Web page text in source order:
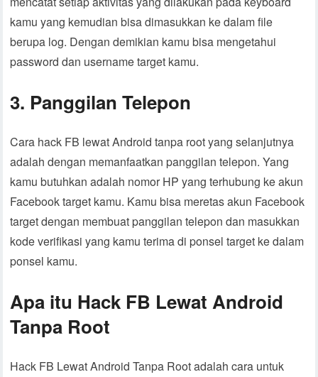
kamu yang kemudian bisa dimasukkan ke dalam file
berupa log. Dengan demikian kamu bisa mengetahui
password dan username target kamu.
3. Panggilan Telepon
Cara hack FB lewat Android tanpa root yang selanjutnya
adalah dengan memanfaatkan panggilan telepon. Yang
kamu butuhkan adalah nomor HP yang terhubung ke akun
Facebook target kamu. Kamu bisa meretas akun Facebook
target dengan membuat panggilan telepon dan masukkan
kode verifikasi yang kamu terima di ponsel target ke dalam
ponsel kamu.
Apa itu Hack FB Lewat Android
Tanpa Root
Hack FB Lewat Android Tanpa Root adalah cara untuk